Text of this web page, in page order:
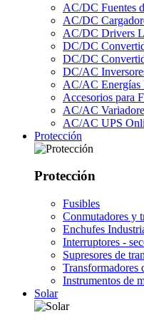
AC/DC Fuentes
AC/DC
AC/DC Drivers
DC/DC
DC/DC
DC/AC
AC/AC Energías
Accesorios para
AC/AC
AC/AC UPS
Protección
Protección
Fusibles
Conmutadores y
Enchufes
Interruptores -
Supresores de
Transformadores
Instrumentos de
Solar